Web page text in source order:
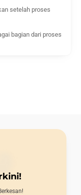
setelah proses
bagian dari proses